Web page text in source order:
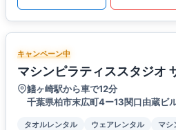
キャンペーン中
マシンピラティススタジオ
鰭ヶ崎駅から車で12分
千葉県柏市末広町4ー13関口由蔵ビ
タオルレンタル ウェアレンタル
マシ